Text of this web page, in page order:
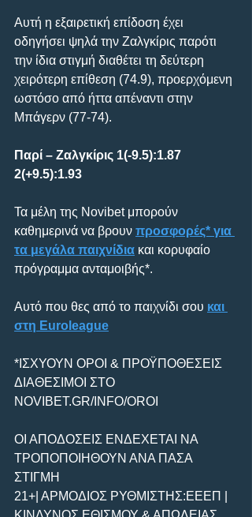
Αυτή η εξαιρετική επίδοση έχει
οδηγήσει ψηλά την Ζαλγκίρις παρότι
την ίδια στιγμή διαθέτει τη δεύτερη
χειρότερη επίθεση (74.9), προερχόμενη
ωστόσο από ήττα απέναντι στην
Μπάγερν (77-74).
Παρί – Ζαλγκίρις 1(-9.5):1.87
2(+9.5):1.93
Τα μέλη της Novibet μπορούν
καθημερινά να βρουν προσφορές* για
τα μεγάλα παιχνίδια και κορυφαίο
πρόγραμμα ανταμοιβής*.
Αυτό που θες από το παιχνίδι σου και
στη Euroleague
*ΙΣΧΥΟΥΝ ΟΡΟΙ & ΠΡΟΫΠΟΘΕΣΕΙΣ
ΔΙΑΘΕΣΙΜΟΙ ΣΤΟ
NOVIBET.GR/INFO/OROI
ΟΙ ΑΠΟΔΟΣΕΙΣ ΕΝΔΕΧΕΤΑΙ ΝΑ
ΤΡΟΠΟΠΟΙΗΘΟΥΝ ΑΝΑ ΠΑΣΑ
ΣΤΙΓΜΗ
21+| ΑΡΜΟΔΙΟΣ ΡΥΘΜΙΣΤΗΣ:ΕΕΕΠ |